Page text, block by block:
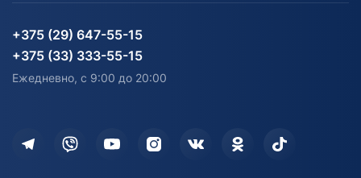
Карта сайта
Информация до получения
согласия на обработку
Доставка
Дополнительные услуги
Водный транспорт
Электротранспорт
Здоровье
Агротехника
Электротранспорт
+375 (29) 647-55-15
+375 (33) 333-55-15
Ежедневно, с 9:00 до 20:00